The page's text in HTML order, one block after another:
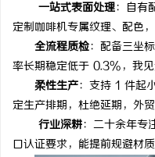
一站式表面处理：自有
定制咖啡机专属纹理、配色
全流程质检：配备三坐
率长期稳定低于 0.3%，我
柔性生产：支持 1 件起
定生产排期，杜绝延期，外
行业深耕：二十余年专
口认证要求，能提前规避材